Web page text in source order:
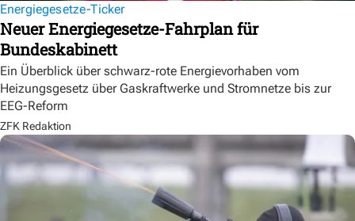
Energiegesetze-Ticker
Neuer Energiegesetze-Fahrplan für
Bundeskabinett
Ein Überblick über schwarz-rote Energievorhaben vom
Heizungsgesetz über Gaskraftwerke und Stromnetze bis zur
EEG-Reform
ZFK Redaktion